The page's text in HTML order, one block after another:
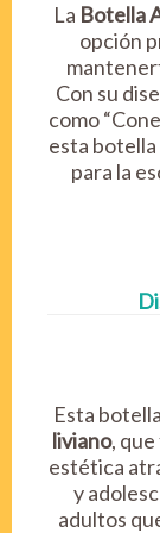
La Botella
opción
Con su
como
esta
para la
Esta
liviano,
estética
y
adultos